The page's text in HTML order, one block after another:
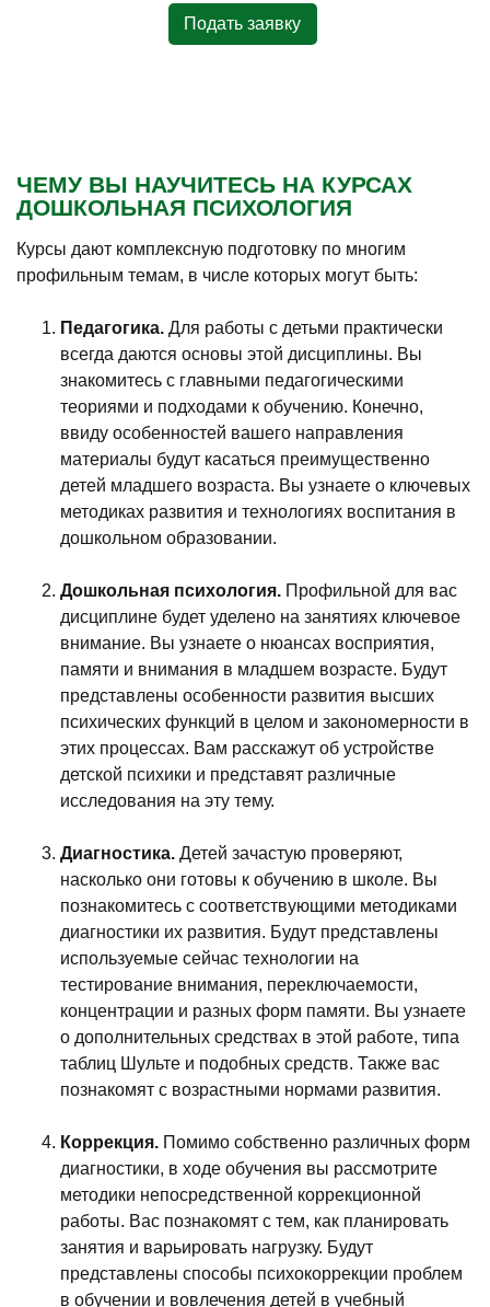
Подать заявку
ЧЕМУ ВЫ НАУЧИТЕСЬ НА КУРСАХ
ДОШКОЛЬНАЯ ПСИХОЛОГИЯ
Курсы дают комплексную подготовку по многим
профильным темам, в числе которых могут быть:
Педагогика. Для работы с детьми практически
всегда даются основы этой дисциплины. Вы
знакомитесь с главными педагогическими
теориями и подходами к обучению. Конечно,
ввиду особенностей вашего направления
материалы будут касаться преимущественно
детей младшего возраста. Вы узнаете о ключевых
методиках развития и технологиях воспитания в
дошкольном образовании.
Дошкольная психология. Профильной для вас
дисциплине будет уделено на занятиях ключевое
внимание. Вы узнаете о нюансах восприятия,
памяти и внимания в младшем возрасте. Будут
представлены особенности развития высших
психических функций в целом и закономерности в
этих процессах. Вам расскажут об устройстве
детской психики и представят различные
исследования на эту тему.
Диагностика. Детей зачастую проверяют,
насколько они готовы к обучению в школе. Вы
познакомитесь с соответствующими методиками
диагностики их развития. Будут представлены
используемые сейчас технологии на
тестирование внимания, переключаемости,
концентрации и разных форм памяти. Вы узнаете
о дополнительных средствах в этой работе, типа
таблиц Шульте и подобных средств. Также вас
познакомят с возрастными нормами развития.
Коррекция. Помимо собственно различных форм
диагностики, в ходе обучения вы рассмотрите
методики непосредственной коррекционной
работы. Вас познакомят с тем, как планировать
занятия и варьировать нагрузку. Будут
представлены способы психокоррекции проблем
в обучении и вовлечения детей в учебный